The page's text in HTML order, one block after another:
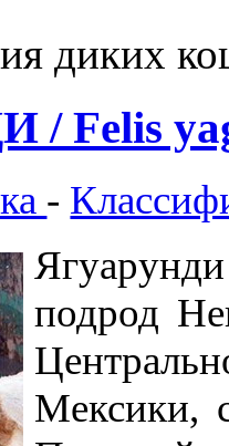
диких
Felis
-
подрод
Мексики,